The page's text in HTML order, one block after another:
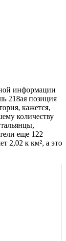
информации
218ая позиция
кажется,
количеству
еще 122
2,02 к км², а это